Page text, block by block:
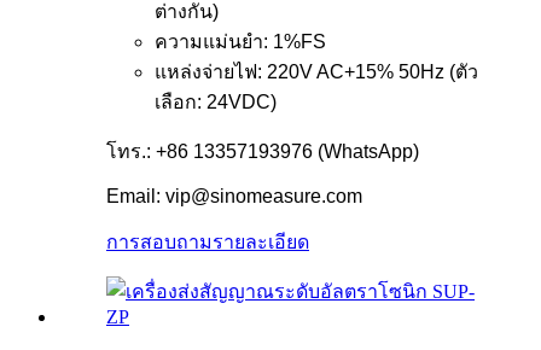
ต่างกัน)
ความแม่นยำ: 1%FS
แหล่งจ่ายไฟ: 220V AC+15% 50Hz (ตัว
เลือก: 24VDC)
โทร.: +86 13357193976 (WhatsApp)
Email: vip@sinomeasure.com
การสอบถามรายละเอียด